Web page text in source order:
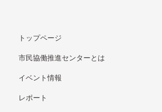
トップページ
市民協働推進センターとは
イベント情報
レポート